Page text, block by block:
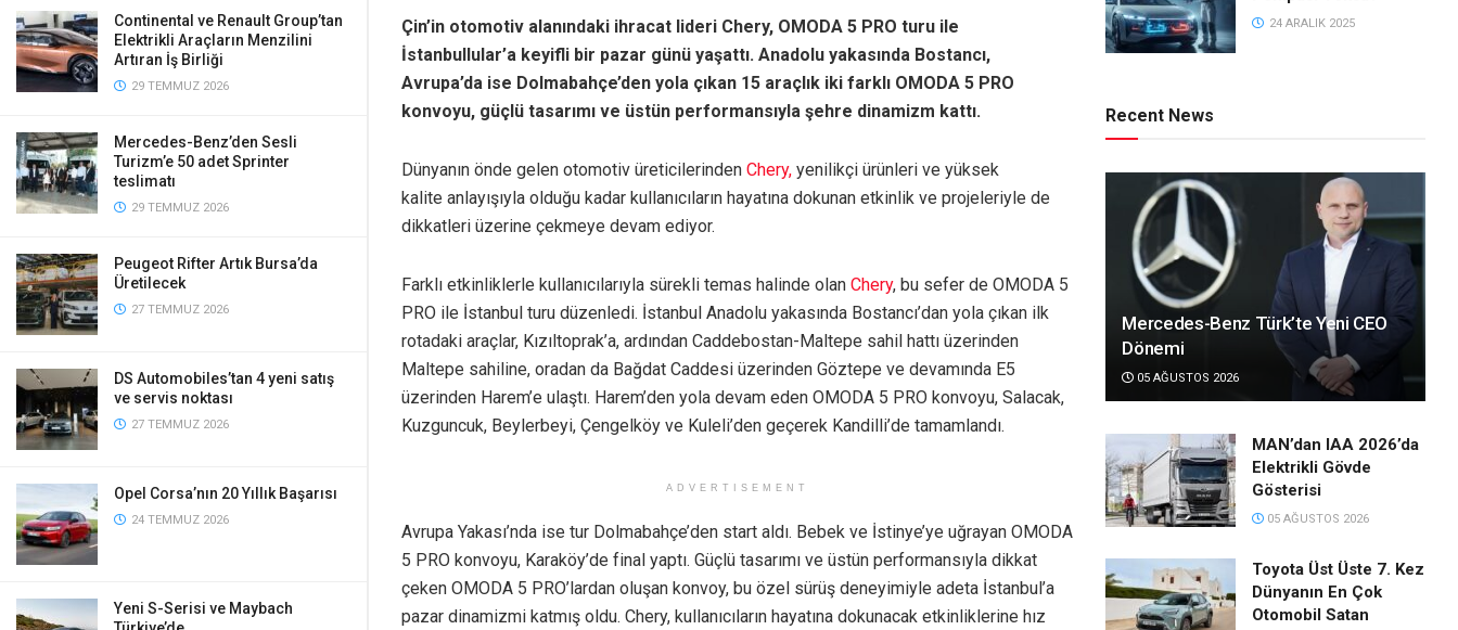
Continental ve Renault Group’tan
Elektrikli Araçların Menzilini
Artıran İş Birliği
29 TEMMUZ 2026
Mercedes-Benz’den Sesli
Turizm’e 50 adet Sprinter
teslimatı
29 TEMMUZ 2026
Peugeot Rifter Artık Bursa’da
Üretilecek
27 TEMMUZ 2026
DS Automobiles’tan 4 yeni satış
ve servis noktası
27 TEMMUZ 2026
Opel Corsa’nın 20 Yıllık Başarısı
24 TEMMUZ 2026
Yeni S-Serisi ve Maybach
Çin’in otomotiv alanındaki ihracat lideri Chery, OMODA 5 PRO turu ile
İstanbullular’a keyifli bir pazar günü yaşattı. Anadolu yakasında Bostancı,
Avrupa’da ise Dolmabahçe’den yola çıkan 15 araçlık iki farklı OMODA 5 PRO
konvoyu, güçlü tasarımı ve üstün performansıyla şehre dinamizm kattı.
Dünyanın önde gelen otomotiv üreticilerinden Chery, yenilikçi ürünleri ve yüksek
kalite anlayışıyla olduğu kadar kullanıcıların hayatına dokunan etkinlik ve projeleriyle de
dikkatleri üzerine çekmeye devam ediyor.
Farklı etkinliklerle kullanıcılarıyla sürekli temas halinde olan Chery, bu sefer de OMODA 5
PRO ile İstanbul turu düzenledi. İstanbul Anadolu yakasında Bostancı’dan yola çıkan ilk
rotadaki araçlar, Kızıltoprak’a, ardından Caddebostan-Maltepe sahil hattı üzerinden
Maltepe sahiline, oradan da Bağdat Caddesi üzerinden Göztepe ve devamında E5
üzerinden Harem’e ulaştı. Harem’den yola devam eden OMODA 5 PRO konvoyu, Salacak,
Kuzguncuk, Beylerbeyi, Çengelköy ve Kuleli’den geçerek Kandilli’de tamamlandı.
ADVERTISEMENT
Avrupa Yakası’nda ise tur Dolmabahçe’den start aldı. Bebek ve İstinye’ye uğrayan OMODA
5 PRO konvoyu, Karaköy’de final yaptı. Güçlü tasarımı ve üstün performansıyla dikkat
çeken OMODA 5 PRO’lardan oluşan konvoy, bu özel sürüş deneyimiyle adeta İstanbul’a
pazar dinamizmi katmış oldu. Chery, kullanıcıların hayatına dokunacak etkinliklerine hız
24 ARALIK 2025
Recent News
Mercedes-Benz Türk’te Yeni CEO
Dönemi
05 AĞUSTOS 2026
MAN’dan IAA 2026’da
Elektrikli Gövde
Gösterisi
05 AĞUSTOS 2026
Toyota Üst Üste 7. Kez
Dünyanın En Çok
Otomobil Satan